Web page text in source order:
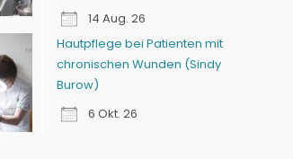
14 Aug. 26
Hautpflege bei Patienten mit
chronischen Wunden (Sindy
Burow)
6 Okt. 26